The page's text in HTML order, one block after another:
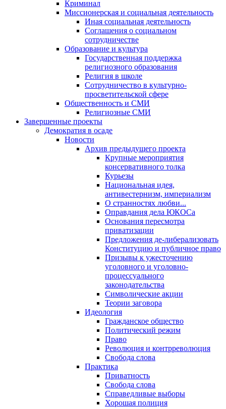
Криминал
Миссионерская и социальная деятельность
Иная социальная деятельность
Соглашения о социальном
сотрудничестве
Образование и культура
Государственная поддержка
религиозного образования
Религия в школе
Сотрудничество в культурно-
просветительской сфере
Общественность и СМИ
Религиозные СМИ
Завершенные проекты
Демократия в осаде
Новости
Архив предыдущего проекта
Крупные мероприятия
консервативного толка
Курьезы
Национальная идея,
антивестернизм, империализм
О странностях любви...
Оправдания дела ЮКОСа
Основания пересмотра
приватизации
Предложения де-либерализовать
Конституцию и публичное право
Призывы к ужесточению
уголовного и уголовно-
процессуального
законодательства
Символические акции
Теории заговора
Идеология
Гражданское общество
Политический режим
Право
Революция и контрреволюция
Свобода слова
Практика
Приватность
Свобода слова
Справедливые выборы
Хорошая полиция